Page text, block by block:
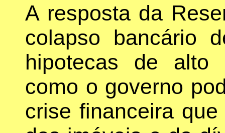
A resposta da
colapso bancário
hipotecas de alto
como o governo
crise financeira